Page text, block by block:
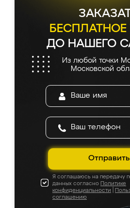
БЕСПЛАТНОЕ
ДО НАШЕГО
Из любой точки
Московской
Отправить
Я соглашаюсь на передачу
данных согласно Политике
конфиденциальности
соглашению